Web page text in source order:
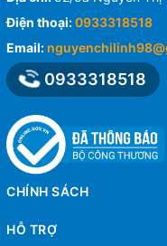
Điện thoại:0933318518
Email:
0933318518
CHÍNH SÁCH
HỖ TRỢ